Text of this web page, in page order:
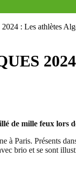
: Les athlètes
de mille feux lors
à Paris. Présents
brio et se sont